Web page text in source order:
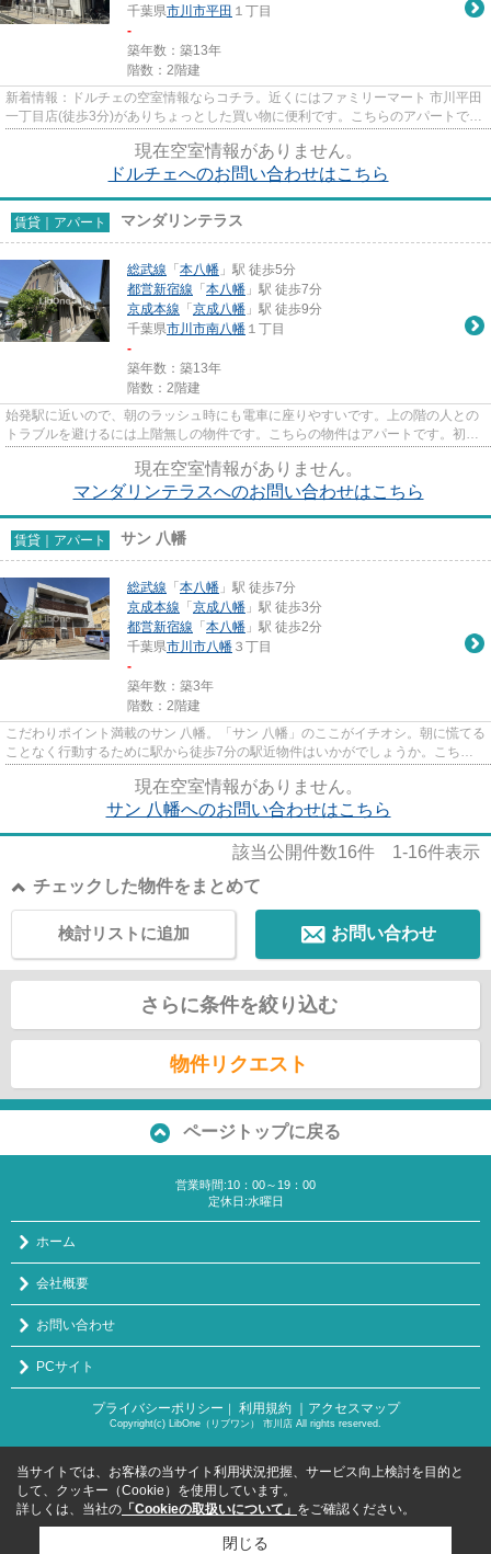
千葉県市川市平田 １丁目
-
築年数：築13年
階数：2階建
新着情報：ドルチェの空室情報ならコチラ。近くにはファミリーマート 市川平田
一丁目店(徒歩3分)がありちょっとした買い物に便利です。こちらのアパートでは
現在空室情報がありません。
ドルチェへのお問い合わせはこちら
賃貸｜アパート マンダリンテラス
総武線 「 本八幡 」駅 徒歩5分
都営新宿線 「 本八幡 」駅 徒歩7分
京成本線 「 京成八幡 」駅 徒歩9分
千葉県市川市南八幡 １丁目
-
築年数：築13年
階数：2階建
始発駅に近いので、朝のラッシュ時にも電車に座りやすいです。上の階の人との
トラブルを避けるには上階無しの物件です。こちらの物件はアパートです。初期
現在空室情報がありません。
マンダリンテラスへのお問い合わせはこちら
賃貸｜アパート サン 八幡
総武線 「 本八幡 」駅 徒歩7分
京成本線 「 京成八幡 」駅 徒歩3分
都営新宿線 「 本八幡 」駅 徒歩2分
千葉県市川市八幡 ３丁目
-
築年数：築3年
階数：2階建
こだわりポイント満載のサン 八幡。「サン 八幡」のここがイチオシ。朝に慌てる
ことなく行動するために駅から徒歩7分の駅近物件はいかがでしょうか。こちら
現在空室情報がありません。
サン 八幡へのお問い合わせはこちら
該当公開件数16件 1-16件表示
チェックした物件をまとめて
お問い合わせ
検討リストに追加
さらに条件を絞り込む
物件リクエスト
ページトップに戻る
営業時間:10：00～19：00
定休日:水曜日
ホーム
会社概要
お問い合わせ
PCサイト
プライバシーポリシー ｜ 利用規約 ｜アクセスマップ
Copyright(c) LibOne（リブワン） 市川店 All rights reserved.
当サイトでは、お客様の当サイト利用状況把握、サービス向上検討を目的と
して、クッキー（Cookie）を使用しています。
詳しくは、当社の 「Cookieの取扱いについて」 をご確認ください。
閉じる